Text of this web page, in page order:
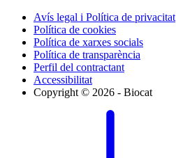
Avís legal i Política de privacitat
Política de cookies
Política de xarxes socials
Política de transparència
Perfil del contractant
Accessibilitat
Copyright © 2026 - Biocat